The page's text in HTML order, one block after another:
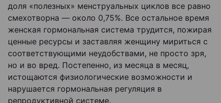
доля «полезных» менструальных циклов все равно
смехотворна — около 0,75%. Все остальное время
женская гормональная система трудится, пожирая
ценные ресурсы и заставляя женщину мириться с
соответствующими неудобствами, не просто зря,
но и во вред. Постепенно, из месяца в месяц,
истощаются физиологические возможности и
нарушается гормональная регуляция в
репродуктивной системе.